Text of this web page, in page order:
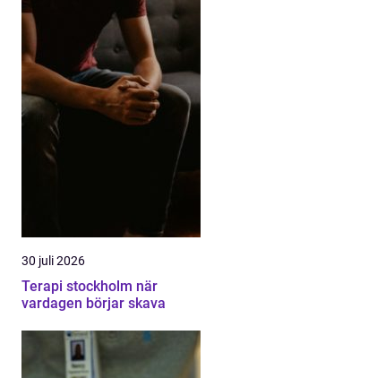
30 juli 2026
Terapi stockholm när
vardagen börjar skava